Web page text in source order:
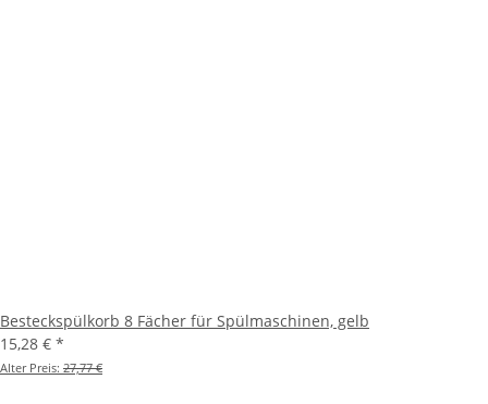
Besteckspülkorb 8 Fächer für Spülmaschinen, gelb
15,28 € *
Alter Preis: 27,77 €